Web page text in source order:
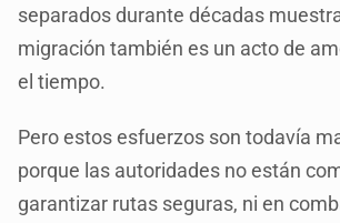
separados durante décadas
migración también es un acto de
el tiempo.
Pero estos esfuerzos son todavía
porque las autoridades no están
garantizar rutas seguras, ni en